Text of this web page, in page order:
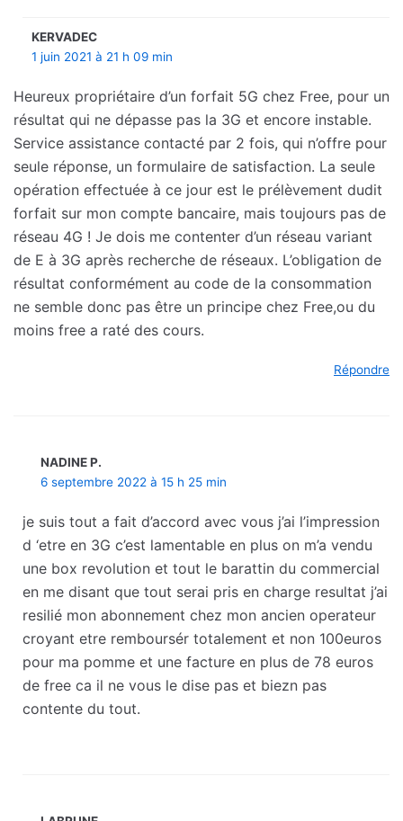
KERVADEC
1 juin 2021 à 21 h 09 min
Heureux propriétaire d’un forfait 5G chez Free, pour un
résultat qui ne dépasse pas la 3G et encore instable.
Service assistance contacté par 2 fois, qui n’offre pour
seule réponse, un formulaire de satisfaction. La seule
opération effectuée à ce jour est le prélèvement dudit
forfait sur mon compte bancaire, mais toujours pas de
réseau 4G ! Je dois me contenter d’un réseau variant
de E à 3G après recherche de réseaux. L’obligation de
résultat conformément au code de la consommation
ne semble donc pas être un principe chez Free,ou du
moins free a raté des cours.
Répondre
NADINE P.
6 septembre 2022 à 15 h 25 min
je suis tout a fait d’accord avec vous j’ai l’impression
d ‘etre en 3G c’est lamentable en plus on m’a vendu
une box revolution et tout le barattin du commercial
en me disant que tout serai pris en charge resultat j’ai
resilié mon abonnement chez mon ancien operateur
croyant etre remboursér totalement et non 100euros
pour ma pomme et une facture en plus de 78 euros
de free ca il ne vous le dise pas et biezn pas
contente du tout.